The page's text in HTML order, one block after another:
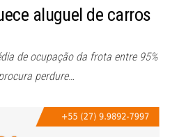
aluguel de carros
de ocupação da frota entre 95%
perdure…